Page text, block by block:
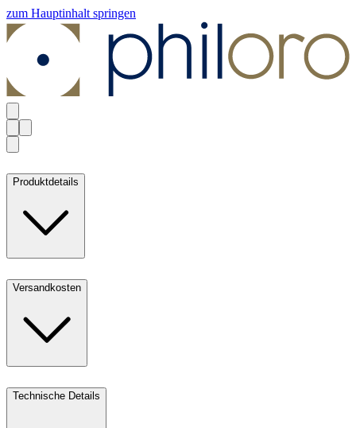
zum Hauptinhalt springen
Produktdetails
Versandkosten
Technische Details